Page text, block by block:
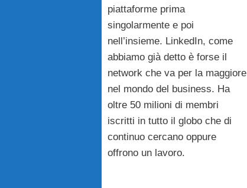
piattaforme prima
singolarmente e poi
nell’insieme. LinkedIn, come
abbiamo già detto è forse il
network che va per la maggiore
nel mondo del business. Ha
oltre 50 milioni di membri
iscritti in tutto il globo che di
continuo cercano oppure
offrono un lavoro.